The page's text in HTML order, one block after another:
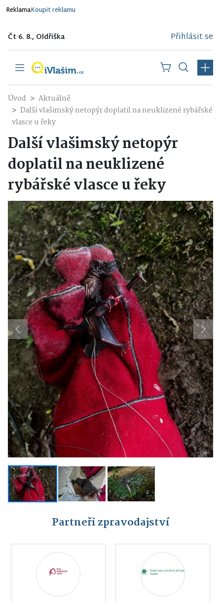
ReklamaKoupit reklamu
Čt 6. 8., Oldřiška Přihlásit se
Úvod
Aktuálně
Další vlašimský netopýr doplatil na neuklizené rybářské
vlasce u řeky
Další vlašimský netopýr
doplatil na neuklizené
rybářské vlasce u řeky
Previous Next
Partneři zpravodajství